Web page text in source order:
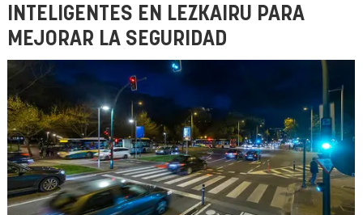
INTELIGENTES EN LEZKAIRU PARA
MEJORAR LA SEGURIDAD